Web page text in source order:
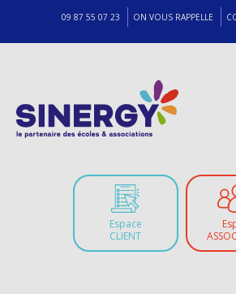
09 87 55 07 23 ON VOUS RAPPELLE
Espace
CLIENT